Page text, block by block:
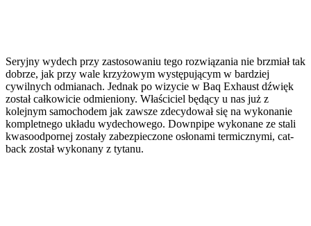
Seryjny wydech przy zastosowaniu tego rozwiązania nie brzmiał tak
dobrze, jak przy wale krzyżowym występującym w bardziej
cywilnych odmianach. Jednak po wizycie w Baq Exhaust dźwięk
został całkowicie odmieniony. Właściciel będący u nas już z
kolejnym samochodem jak zawsze zdecydował się na wykonanie
kompletnego układu wydechowego. Downpipe wykonane ze stali
kwasoodpornej zostały zabezpieczone osłonami termicznymi, cat-
back został wykonany z tytanu.